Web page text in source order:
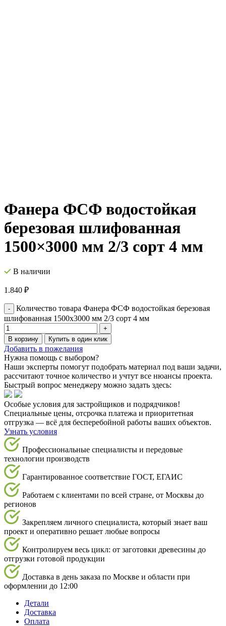
Фанера ФСФ водостойкая
березовая шлифованная
1500×3000 мм 2/3 сорт 4 мм
В наличии
1.840 ₽
Количество товара Фанера ФСФ водостойкая березовая
шлифованная 1500x3000 мм 2/3 сорт 4 мм
В корзину Купить в один клик
Добавить в пожелания
Нужна помощь с выбором?
Наши эксперты помогут подобрать материал под ваши задачи,
рассчитают точное количество и учтут все нюансы проекта.
Быстрый вопрос менеджеру можно задать здесь:
Особые условия для застройщиков и подрядчиков!
Специальные цены, отсрочка платежа и приоритетная
отгрузка — всё для бесперебойной работы ваших объектов.
Узнать условия
Профессиональные специалисты и передовые
технологии производств
Гарантированное соответствие ГОСТ, ЕГАИС
Работаем с клиентами по всей стране, от Москвы до
регионов
Закрепляем личного специалиста, который знает ваш
проект и оперативно решает любые вопросы
Контролируем весь цикл: от заготовки древесины до
отгрузки готовой продукции
Доставка в день заказа по Москве и области при
оформлении до 12:00
Детали
Доставка
Оплата